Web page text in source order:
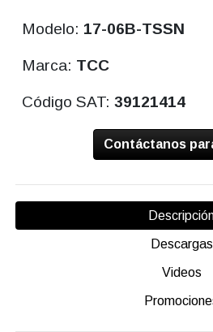
Modelo: 17-06B-TSSN
Marca: TCC
Código SAT:39121414
Contáctanos
Descargas
Videos